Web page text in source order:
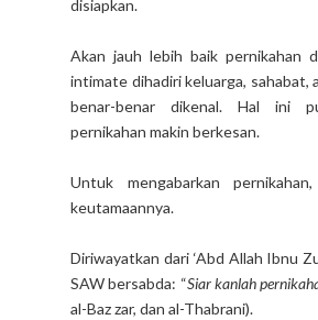
disiapkan.
Akan jauh lebih baik pernikahan
intimate dihadiri keluarga, sahabat,
benar-benar dikenal. Hal ini
pernikahan makin berkesan.
Untuk mengabarkan
keutamaannya.
Diriwayatkan dari ‘Abd Allah Ibnu
SAW bersabda: “Siar kanlah
al-Baz zar, dan al-Thabrani).